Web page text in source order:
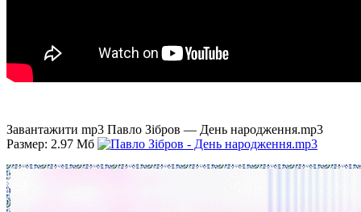
Завантажити mp3 Павло Зібров — День народження.mp3
Размер: 2.97 Мб